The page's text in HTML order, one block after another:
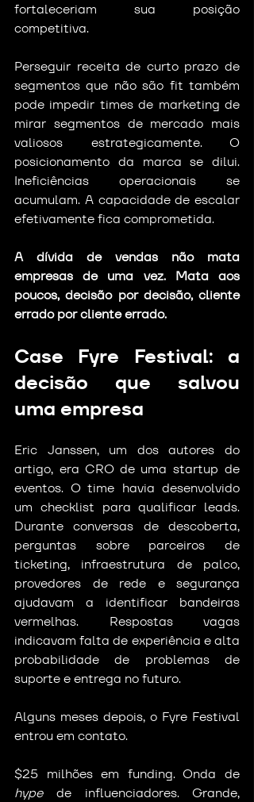
fortaleceriam sua posição
competitiva.
Perseguir receita de curto prazo de
segmentos que não são fit também
pode impedir times de marketing de
mirar segmentos de mercado mais
valiosos estrategicamente. O
posicionamento da marca se dilui.
Ineficiências operacionais se
acumulam. A capacidade de escalar
efetivamente fica comprometida.
A dívida de vendas não mata
empresas de uma vez. Mata aos
poucos, decisão por decisão, cliente
errado por cliente errado.
Case Fyre Festival: a
decisão que salvou
uma empresa
Eric Janssen, um dos autores do
artigo, era CRO de uma startup de
eventos. O time havia desenvolvido
um checklist para qualificar leads.
Durante conversas de descoberta,
perguntas sobre parceiros de
ticketing, infraestrutura de palco,
provedores de rede e segurança
ajudavam a identificar bandeiras
vermelhas. Respostas vagas
indicavam falta de experiência e alta
probabilidade de problemas de
suporte e entrega no futuro.
Alguns meses depois, o Fyre Festival
entrou em contato.
hype de influenciadores. Grande,